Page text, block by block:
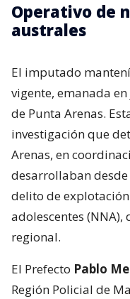
Operativo de
australes
El imputado
vigente, emanada
de Punta Arenas.
investigación que
Arenas, en
desarrollaban desde
delito de
adolescentes
regional.
El Prefecto Pablo
Región Policial de